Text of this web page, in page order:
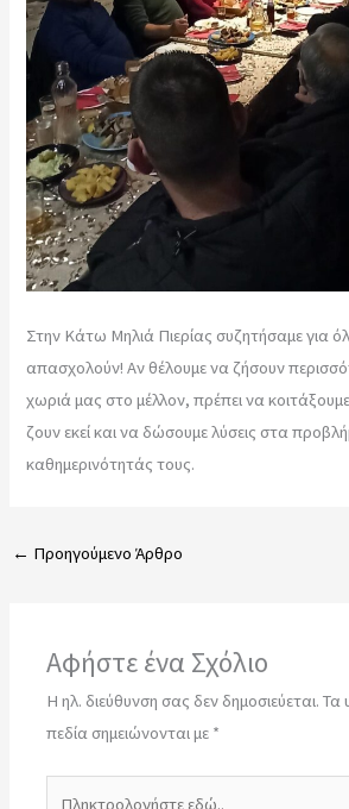
Στην Κάτω Μηλιά Πιερίας συζητήσαμε για
απασχολούν! Αν θέλουμε να ζήσουν
χωριά μας στο μέλλον, πρέπει να
ζουν εκεί και να δώσουμε λύσεις στα
καθημερινότητάς τους.
← Προηγούμενο Άρθρο
Αφήστε ένα Σχόλιο
Η ηλ. διεύθυνση σας δεν δημοσιεύεται. Τα
πεδία σημειώνονται με *